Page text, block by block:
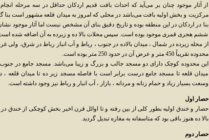
از آثار موجود چنان بر می‌آید که احداث بافت قدیم اردکان حداقل در سه مرحله
مرکزیت و بخش اولیه بافت می‌باشد در محلی که امروز به میدان قلعه مشهور است بنا
بنا در اردکان در این منطقه بوده و تاریخ دقیق بنای آن مشخص نیست اما آثار موجود
ششم هجری قمری موجود بوده است. سپس محلات بالا ده و زیرده به آن اضافه شده است
از محله زیرده در شمال ، میدان بالاده در جنوب ، رباط و آب انبار رباط در
محدوده تقریباً 450 متر و عرض آن در حدود 250 متر بوده است.
این محدوده کوچک دارای دو مسجد جالب و بزرگ و زیبا می‌باشد. مسجد جامع در
میدان قلعه تا مسجد جامع درست برابر است با فاصله مسجد زیر ده تا میدان قلعه
وسعت بسیار زیاد و حمام زنانه و مردانه ، بازار ، آب انبار و رباط نیز وجود داشته است.
حصار اول
حصار و خندق اولیه بطور کلی از بین رفته و تا اوائل قرن اخیر بخش کوچکی از خندق
بالا ده هنوز باقی بود که متاسفانه به مغازه تبدیل گردید.
حصار دوم